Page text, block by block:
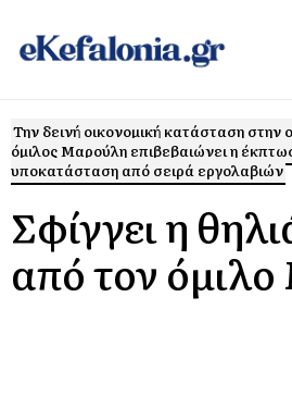
Την δεινή οικονομική κατάσταση στην
όμιλος Μαρούλη επιβεβαιώνει η
υποκατάσταση από σειρά εργολαβιών
Σφίγγει η
από τον